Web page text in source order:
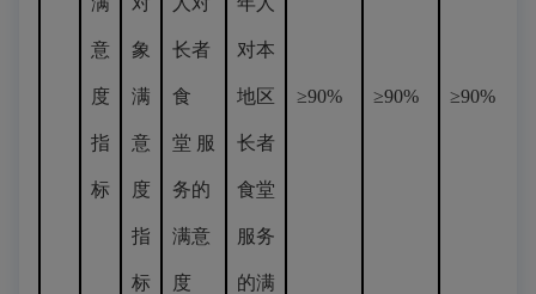
意
度
指
标
象
满
意
度
指
标
长者
食
堂 服
务的
满意
度
对本
地区
长者
食堂
服务
的满
≥90% ≥90% ≥90%